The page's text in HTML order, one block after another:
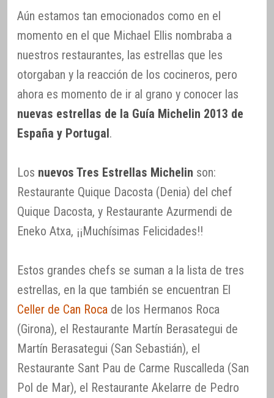
Aún estamos tan emocionados como en el
momento en el que Michael Ellis nombraba a
nuestros restaurantes, las estrellas que les
otorgaban y la reacción de los cocineros, pero
ahora es momento de ir al grano y conocer las
nuevas estrellas de la Guía Michelin 2013 de
España y Portugal.
Los nuevos Tres Estrellas Michelin son:
Restaurante Quique Dacosta (Denia) del chef
Quique Dacosta, y Restaurante Azurmendi de
Eneko Atxa, ¡¡Muchísimas Felicidades!!
Estos grandes chefs se suman a la lista de tres
estrellas, en la que también se encuentran El
Celler de Can Roca de los Hermanos Roca
(Girona), el Restaurante Martín Berasategui de
Martín Berasategui (San Sebastián), el
Restaurante Sant Pau de Carme Ruscalleda (San
Pol de Mar), el Restaurante Akelarre de Pedro